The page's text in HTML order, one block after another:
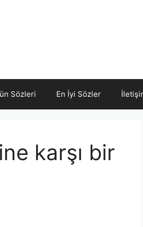
Sözleri En İyi Sözler
karşı bir